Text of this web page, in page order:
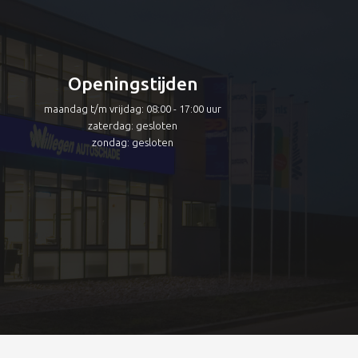
Openingstijden
maandag t/m vrijdag: 08:00 - 17:00 uur
zaterdag: gesloten
zondag: gesloten